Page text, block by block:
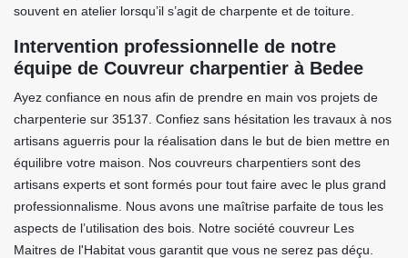
souvent en atelier lorsqu’il s’agit de charpente et de toiture.
Intervention professionnelle de notre
équipe de Couvreur charpentier à Bedee
Ayez confiance en nous afin de prendre en main vos projets de
charpenterie sur 35137. Confiez sans hésitation les travaux à nos
artisans aguerris pour la réalisation dans le but de bien mettre en
équilibre votre maison. Nos couvreurs charpentiers sont des
artisans experts et sont formés pour tout faire avec le plus grand
professionnalisme. Nous avons une maîtrise parfaite de tous les
aspects de l’utilisation des bois. Notre société couvreur Les
Maitres de l'Habitat vous garantit que vous ne serez pas déçu.